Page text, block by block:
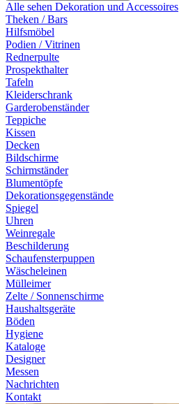
Alle sehen Dekoration und Accessoires
Theken / Bars
Hilfsmöbel
Podien / Vitrinen
Rednerpulte
Prospekthalter
Tafeln
Kleiderschrank
Garderobenständer
Teppiche
Kissen
Decken
Bildschirme
Schirmständer
Blumentöpfe
Dekorationsgegenstände
Spiegel
Uhren
Weinregale
Beschilderung
Schaufensterpuppen
Wäscheleinen
Mülleimer
Zelte / Sonnenschirme
Haushaltsgeräte
Böden
Hygiene
Kataloge
Designer
Messen
Nachrichten
Kontakt